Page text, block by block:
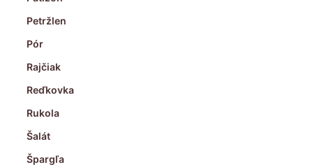
Petržlen
Pór
Rajčiak
Reďkovka
Rukola
Šalát
Špargľa